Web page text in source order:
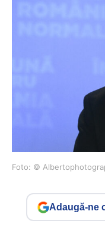
Foto: ©
Adaugă-ne